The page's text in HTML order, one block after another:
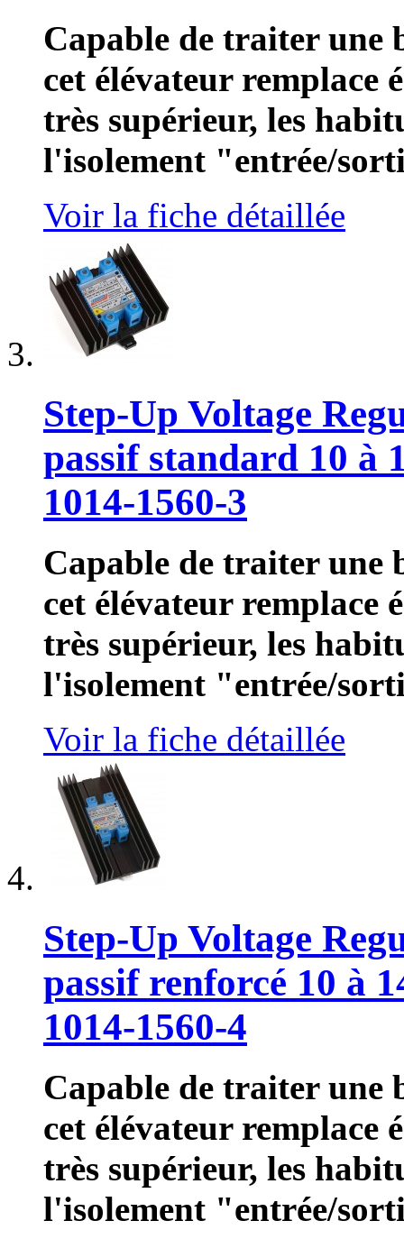
Capable de traiter une
cet élévateur remplace
très supérieur, les
l'isolement "entrée/
Voir la fiche détaillée
Step-Up Voltage
passif standard 10 à
1014-1560-3
Capable de traiter une
cet élévateur remplace
très supérieur, les
l'isolement "entrée/
Voir la fiche détaillée
Step-Up Voltage
passif renforcé 10 à
1014-1560-4
Capable de traiter une
cet élévateur remplace
très supérieur, les
l'isolement "entrée/